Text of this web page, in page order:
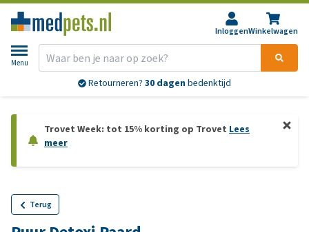
InloggenWinkelwagen
Menu
Gratisdierenarts advies
Trovet Week: tot 15% korting op Trovet Lees
meer
Terug